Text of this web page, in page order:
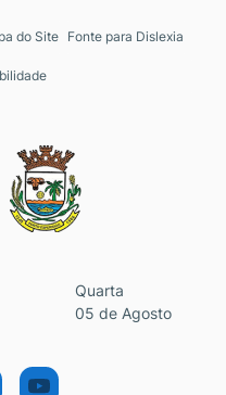
e links
do Site Fonte para Dislexia
principal
Quarta
05 de Agosto